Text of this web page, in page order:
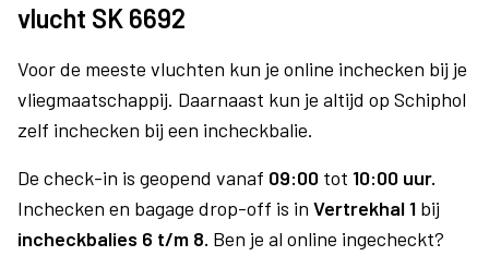
vlucht SK 6692
Voor de meeste vluchten kun je online inchecken bij je
vliegmaatschappij. Daarnaast kun je altijd op Schiphol
zelf inchecken bij een incheckbalie.
De check-in is geopend vanaf 09:00 tot 10:00 uur.
Inchecken en bagage drop-off is in Vertrekhal 1 bij
incheckbalies 6 t/m 8. Ben je al online ingecheckt?